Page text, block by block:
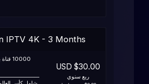
IPTV 4K - 3 Months
10000
$30.00 USD
ربع سنوي